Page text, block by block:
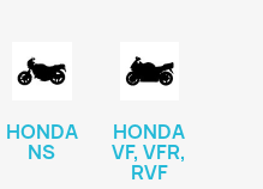
HONDA
NS
HONDA
VF, VFR,
RVF